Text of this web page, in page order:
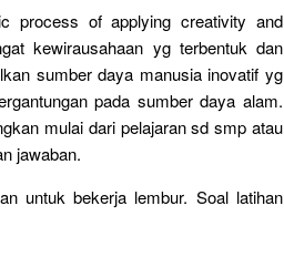
process of applying creativity and
kewirausahaan yg terbentuk dan
sumber daya manusia inovatif yg
pada sumber daya alam.
mulai dari pelajaran sd smp atau
jawaban.
untuk bekerja lembur. Soal latihan